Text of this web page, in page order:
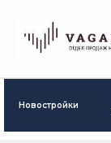
Новостройки